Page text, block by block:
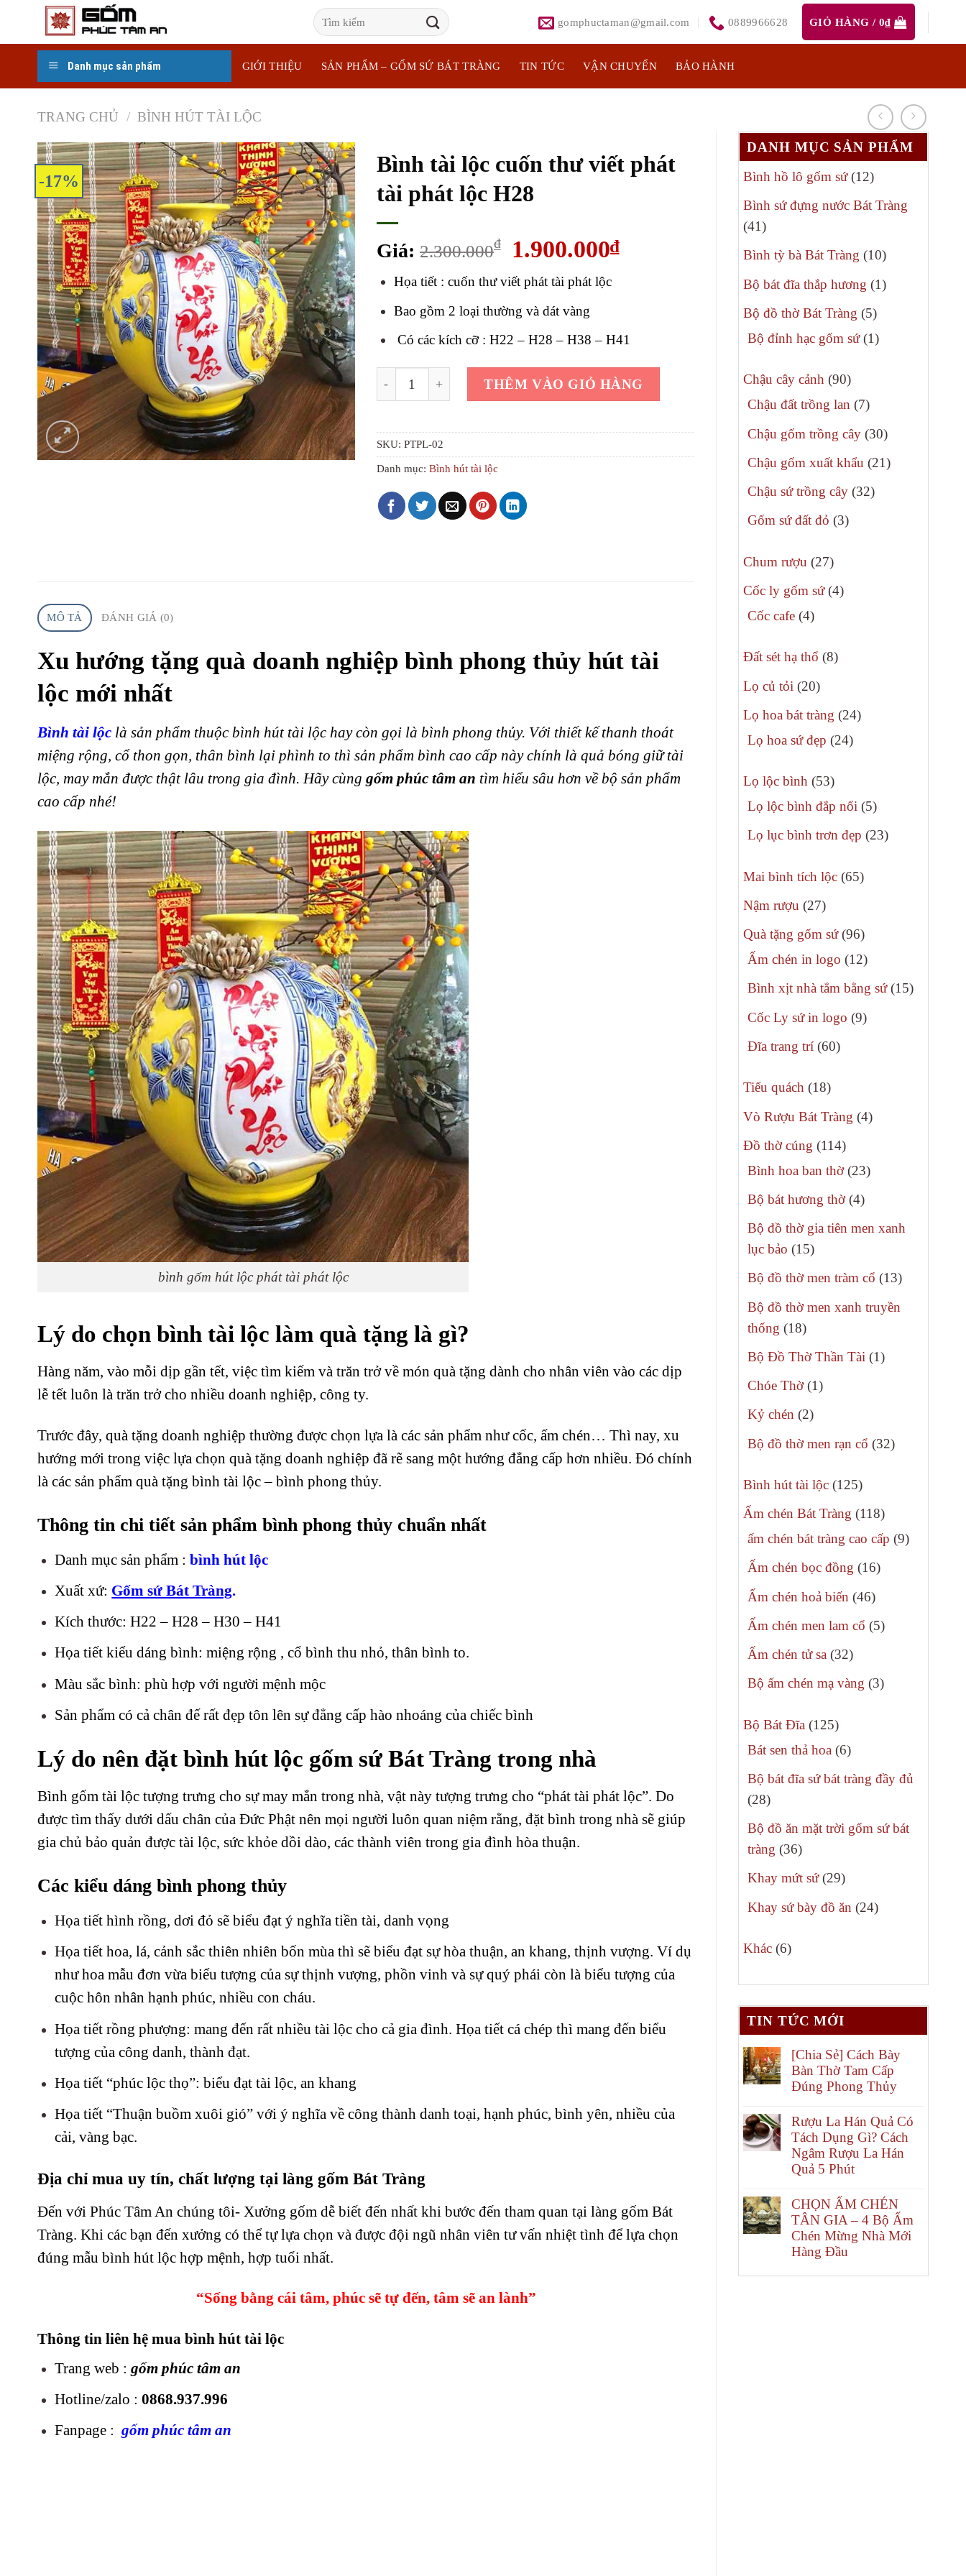
content
Tìm
kiếm:
gomphuctaman@gmail.com 0889966628 GIỎ HÀNG / 0₫
Danh mục sản phẩm GIỚI THIỆU SẢN PHẨM – GỐM SỨ BÁT TRÀNG TIN TỨC VẬN CHUYỂN BẢO HÀNH
TRANG CHỦ / BÌNH HÚT TÀI LỘC
DANH MỤC SẢN PHẨM
Bình hồ lô gốm sứ 1212
Bình sứ đựng nước Bát Tràng
4141
sản
phẩm
Bình tỳ bà Bát Tràng 1010
phẩm
Bộ bát đĩa thắp hương 11
Bộ đồ thờ Bát Tràng 55
sản
Bộ đỉnh hạc gốm sứ 11
Chậu cây cảnh 9090
sản
Chậu đất trồng lan 77
phẩm
Chậu gốm trồng cây 3030
phẩm
Chậu gốm xuất khẩu 2121
Chậu sứ trồng cây 3232
Gốm sứ đất đỏ 33
Chum rượu 2727
phẩm
Cốc ly gốm sứ 44
Cốc cafe 44
phẩm
Đất sét hạ thổ 88
Lọ củ tỏi 2020
phẩm
Lọ hoa bát tràng 2424
Lọ hoa sứ đẹp 2424
Lọ lộc bình 5353
sản
Lọ lộc bình đắp nổi 55
phẩm
Lọ lục bình trơn đẹp 2323
Mai bình tích lộc 6565
Nậm rượu 2727
phẩm
Quà tặng gốm sứ 9696
sản
Ấm chén in logo 1212
phẩm
Bình xịt nhà tắm bằng sứ 1515
Cốc Ly sứ in logo 99
Đĩa trang trí 6060
Tiểu quách 1818
phẩm
Vò Rượu Bát Tràng 44
Đồ thờ cúng 114114
sản
Bình hoa ban thờ 2323
Bộ bát hương thờ 44
Bộ đồ thờ gia tiên men xanh
lục bảo
1515
Bộ đồ thờ men tràm cổ 1313
Bộ đồ thờ men xanh truyền
thống
1818
Bộ Đồ Thờ Thần Tài 11
Chóe Thờ 11
Kỷ chén 22
Bộ đồ thờ men rạn cổ 3232
Bình hút tài lộc 125125
phẩm
Ấm chén Bát Tràng 118118
sản
ấm chén bát tràng cao cấp 99
Ấm chén bọc đồng 1616
Ấm chén hoả biến 4646
phẩm
Ấm chén men lam cổ 55
Ấm chén tử sa 3232
phẩm
Bộ ấm chén mạ vàng 33
Bộ Bát Đĩa 125125
sản
Bát sen thả hoa 66
phẩm
Bộ bát đĩa sứ bát tràng đầy đủ
2828
sản
Bộ đồ ăn mặt trời gốm sứ bát
tràng
3636
phẩm
Khay mứt sứ 2929
phẩm
Khay sứ bày đồ ăn 2424
Khác 66
phẩm
TIN TỨC MỚI
[Chia Sẻ] Cách Bày
Bàn Thờ Tam Cấp
Đúng Phong Thủy
Rượu La Hán Quả Có
Tách Dụng Gì? Cách
Ngâm Rượu La Hán
Quả 5 Phút
CHỌN ẤM CHÉN
TÂN GIA – 4 Bộ Ấm
Chén Mừng Nhà Mới
Hàng Đầu
-17%
Bình tài lộc cuốn thư viết phát
tài phát lộc H28
Giá: 2.300.000₫
Giá
là:
2.300.000₫.
1.900.000₫Giá
Họa tiết : cuốn thư viết phát tài phát lộc
Bao gồm 2 loại thường và dát vàng
Có các kích cỡ : H22– H28 – H38 – H41
Bình tài lộc cuốn thư viết phát tài phát lộc H28 số lượng
THÊM VÀO GIỎ HÀNG
SKU: PTPL-02
Danh mục: Bình hút tài lộc
MÔ TẢ ĐÁNH GIÁ (0)
Xu hướng tặng quà doanh nghiệp bình phong thủy hút tài
lộc mới nhất
Bình tài lộc là sản phẩm thuộc bình hút tài lộc hay còn gọi là bình phong thủy. Với thiết kế thanh thoát
miệng rộng, cổ thon gọn, thân bình lại phình to thì sản phẩm bình cao cấp này chính là quả bóng giữ tài
lộc, may mắn được thật lâu trong gia đình. Hãy cùng gốm phúc tâm an tìm hiểu sâu hơn về bộ sản phẩm
cao cấp nhé!
bình gốm hút lộc phát tài phát lộc
Lý do chọn bình tài lộc làm quà tặng là gì?
Hàng năm, vào mỗi dịp gần tết, việc tìm kiếm và trăn trở về món quà tặng dành cho nhân viên vào các dịp
lễ tết luôn là trăn trở cho nhiều doanh nghiệp, công ty.
Trước đây, quà tặng doanh nghiệp thường được chọn lựa là các sản phẩm như cốc, ấm chén… Thì nay, xu
hướng mới trong việc lựa chọn quà tặng doanh nghiệp đã rẽ sang một hướng đẳng cấp hơn nhiều. Đó chính
là các sản phẩm quà tặng bình tài lộc – bình phong thủy.
Thông tin chi tiết sản phẩm bình phong thủy chuẩn nhất
Danh mục sản phẩm :bình hút lộc
Xuất xứ: Gốm sứ Bát Tràng.
Kích thước: H22 – H28 – H30 – H41
Họa tiết kiểu dáng bình: miệng rộng , cổ bình thu nhỏ, thân bình to.
Màu sắc bình: phù hợp với người mệnh mộc
Sản phẩm có cả chân đế rất đẹp tôn lên sự đẳng cấp hào nhoáng của chiếc bình
Lý do nên đặt bình hút lộc gốm sứ Bát Tràng trong nhà
Bình gốm tài lộc tượng trưng cho sự may mắn trong nhà, vật này tượng trưng cho “phát tài phát lộc”. Do
được tìm thấy dưới dấu chân của Đức Phật nên mọi người luôn quan niệm rằng, đặt bình trong nhà sẽ giúp
gia chủ bảo quản được tài lộc, sức khỏe dồi dào, các thành viên trong gia đình hòa thuận.
Các kiểu dáng bình phong thủy
Họa tiết hình rồng, dơi đỏ sẽ biểu đạt ý nghĩa tiền tài, danh vọng
Họa tiết hoa, lá, cảnh sắc thiên nhiên bốn mùa thì sẽ biểu đạt sự hòa thuận, an khang, thịnh vượng. Ví dụ
như hoa mẫu đơn vừa biểu tượng của sự thịnh vượng, phồn vinh và sự quý phái còn là biểu tượng của
cuộc hôn nhân hạnh phúc, nhiều con cháu.
Họa tiết rồng phượng: mang đến rất nhiều tài lộc cho cả gia đình. Họa tiết cá chép thì mang đến biểu
tượng của công danh, thành đạt.
Họa tiết “phúc lộc thọ”: biểu đạt tài lộc, an khang
Họa tiết “Thuận buồm xuôi gió” với ý nghĩa về công thành danh toại, hạnh phúc, bình yên, nhiều của
cải, vàng bạc.
Địa chỉ mua uy tín, chất lượng tại làng gốm Bát Tràng
Đến với Phúc Tâm An chúng tôi- Xưởng gốm dễ biết đến nhất khi bước đến tham quan tại làng gốm Bát
Tràng. Khi các bạn đến xưởng có thể tự lựa chọn và được đội ngũ nhân viên tư vấn nhiệt tình để lựa chọn
đúng mẫu bình hút lộc hợp mệnh, hợp tuổi nhất.
“Sống bằng cái tâm, phúc sẽ tự đến, tâm sẽ an lành”
Thông tin liên hệ mua bình hút tài lộc
Trang web : gốm phúc tâm an
Hotline/zalo :0868.937.996
Fanpage :gốm phúc tâm an